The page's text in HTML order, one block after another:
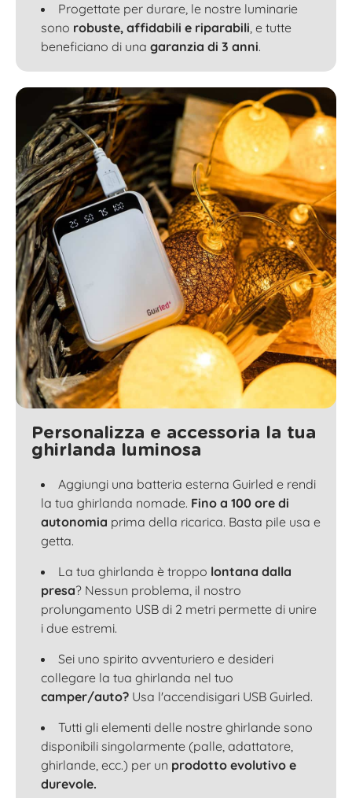
Progettate per durare, le nostre luminarie
sono robuste, affidabili e riparabili, e tutte
beneficiano di una garanzia di 3 anni.
Personalizza e accessoria la tua
ghirlanda luminosa
Aggiungi una batteria esterna Guirled e rendi
la tua ghirlanda nomade. Fino a 100 ore di
autonomia prima della ricarica. Basta pile usa e
getta.
La tua ghirlanda è troppo lontana dalla
presa? Nessun problema, il nostro
prolungamento USB di 2 metri permette di unire
i due estremi.
Sei uno spirito avventuriero e desideri
collegare la tua ghirlanda nel tuo
camper/auto? Usa l'accendisigari USB Guirled.
Tutti gli elementi delle nostre ghirlande sono
disponibili singolarmente (palle, adattatore,
ghirlande, ecc.) per un prodotto evolutivo e
durevole.